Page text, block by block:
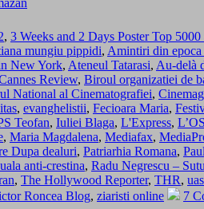
, 3 Weeks and 2 Days Poster Top
mungiu pippidi, Amintiri din epoca
New York, Ateneul Tatarasi, Au-delà
Review, Biroul organizatiei de
National al Cinematografiei,
, evanghelistii, Fecioara Maria,
Teofan, Iuliei Blaga, L'Express,
, Maria Magdalena, Mediafax,
Dupa dealuri, Patriarhia Romana,
anti-crestina, Radu Negrescu – Sutu
, The Hollywood Reporter, THR,
Roncea Blog, ziaristi online 7